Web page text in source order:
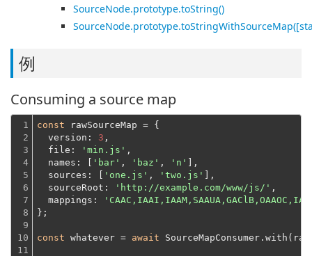
SourceNode.prototype.toString()
例
Consuming a source map
1
2
3
4
5
6
7
8
9
10
11
const rawSourceMap = {
version : 3 ,
file : 'min.js' ,
names : [ 'bar' , 'baz' , 'n' ],
sources : [ 'one.js' , 'two.js' ],
sourceRoot : 'http://example.com/www/js/' ,
mappings :
};
const whatever = await